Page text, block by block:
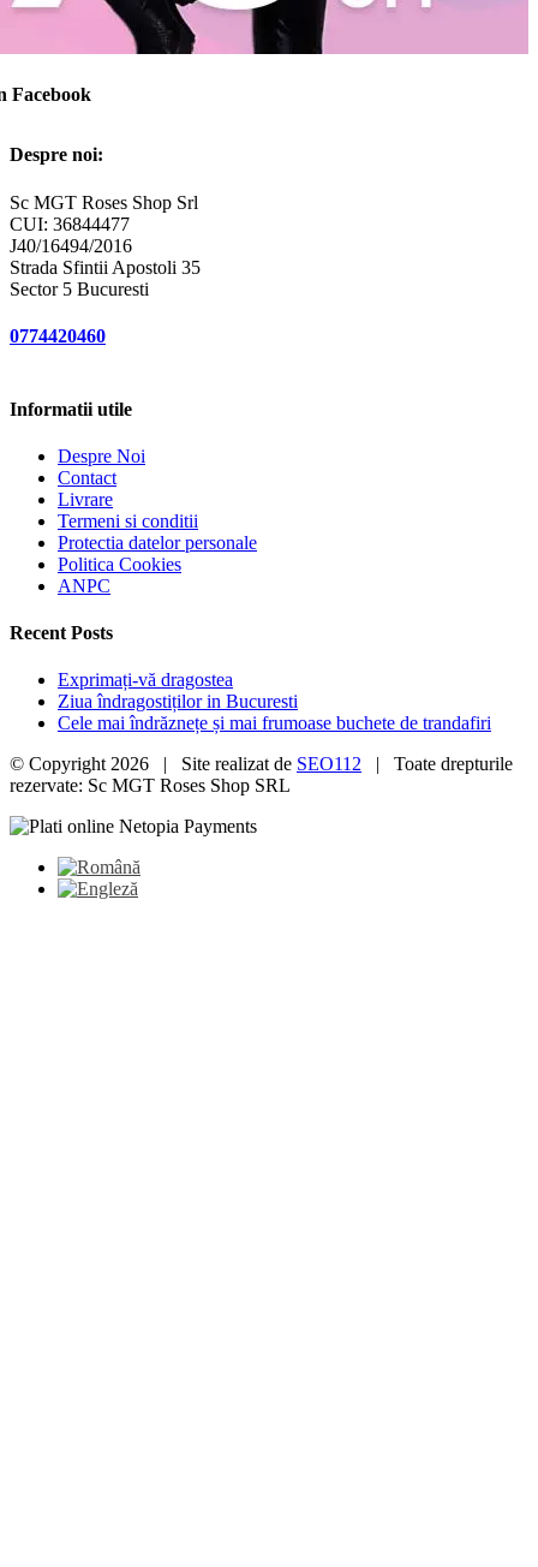
Facebook
Despre noi:
Sc MGT Roses Shop Srl
CUI: 36844477
J40/16494/2016
Strada Sfintii Apostoli 35
Sector 5 Bucuresti
0774420460
Informatii utile
Despre Noi
Contact
Livrare
Termeni si conditii
Protectia datelor personale
Politica Cookies
ANPC
Recent Posts
Exprimați-vă dragostea
Ziua îndragostiților in Bucuresti
Cele mai îndrăznețe și mai frumoase buchete de trandafiri
© Copyright 2026 | Site realizat de SEO112 | Toate drepturile
rezervate: Sc MGT Roses Shop SRL